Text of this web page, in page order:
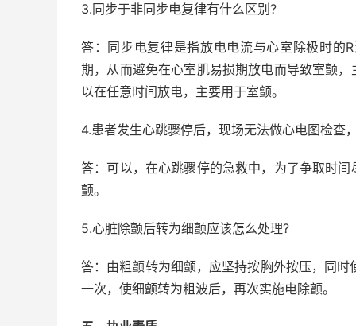
3.同步于非同步电复律有什么区别?
答：同步电复律是指放电电流与心室除极时的
期，从而避免在心室肌易损期放电而导致室颤
以在任意时间放电，主要用于室颤。
4.患者发生心跳骤停后，现场无法做心电图检查
答：可以，在心跳骤停的急救中，为了争取时
颤。
5.心脏除颤后转为细颤应该怎么处理?
答：由粗颤转为细颤，应坚持按胸外按压，同
一次，使细颤转为粗波后，再次实施电除颤。